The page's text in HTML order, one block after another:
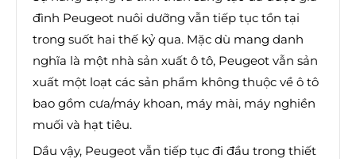
đình Peugeot nuôi dưỡng vẫn tiếp tục tồn tại
trong suốt hai thế kỷ qua. Mặc dù mang danh
nghĩa là một nhà sản xuất ô tô, Peugeot vẫn sản
xuất một loạt các sản phẩm không thuộc về ô tô
bao gồm cưa/máy khoan, máy mài, máy nghiền
muối và hạt tiêu.
Dầu vậy, Peugeot vẫn tiếp tục đi đầu trong thiết